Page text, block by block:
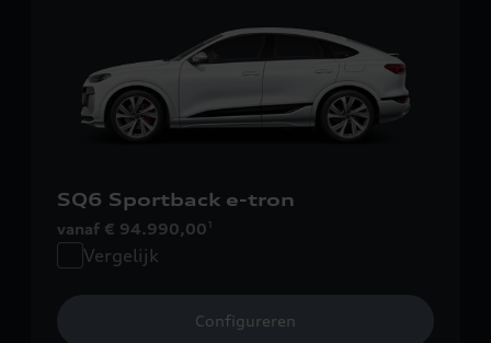
SQ6 Sportback e-tron
vanaf € 94.990,00 1
Vergelijk
Configureren